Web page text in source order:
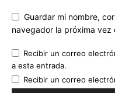
Guardar mi nombre,
navegador la próxima vez
Recibir un correo
a esta entrada.
Recibir un correo